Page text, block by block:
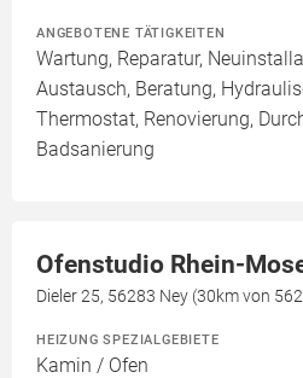
ANGEBOTENE TÄTIGKEITEN
Wartung, Reparatur,
Austausch, Beratung,
Thermostat, Renovierung,
Badsanierung
Ofenstudio Rhein-
Dieler 25, 56283 Ney (30km von
HEIZUNG SPEZIALGEBIETE
Kamin / Ofen